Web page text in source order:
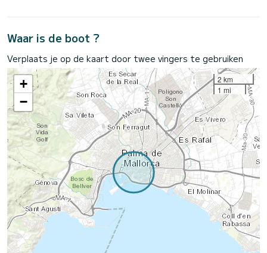
Waar is de boot ?
Verplaats je op de kaart door twee vingers te gebruiken
+
−
2 km
1 mi